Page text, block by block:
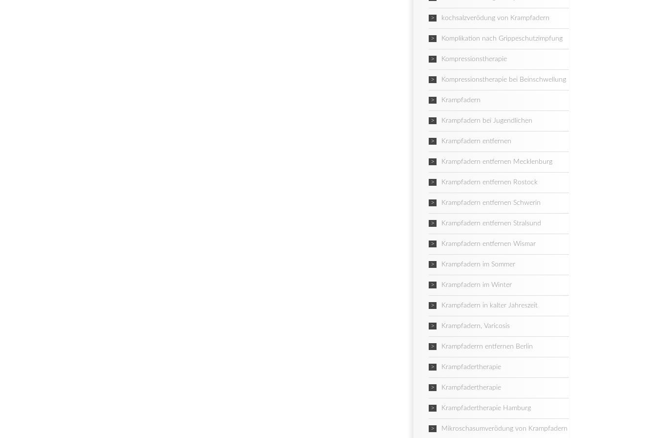
kochsalzverödung von Krampfadern
Komplikation nach Grippeschutzimpfung
Kompressionstherapie
Kompressionstherapie bei Beinschwellung
Krampfadern
Krampfadern bei Jugendlichen
Krampfadern entfernen
Krampfadern entfernen Mecklenburg
Krampfadern entfernen Rostock
Krampfadern entfernen Schwerin
Krampfadern entfernen Stralsund
Krampfadern entfernen Wismar
Krampfadern im Sommer
Krampfadern im Winter
Krampfadern in kalter Jahreszeit
Krampfadern, Varicosis
Krampfaderrn entfernen Berlin
Krampfadertherapie
Krampfadertherapie
Krampfadertherapie Hamburg
Mikroschasumverödung von Krampfadern